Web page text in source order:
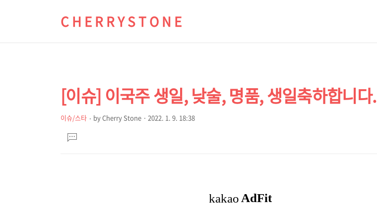
C H E R R Y S T O N E
상
세
컨
본
문
제
[이슈] 이국주 생일, 낮술, 명품, 생일축하합니다.
이슈/스타 byCherry Stone 2022. 1. 9. 18:38
본
댓